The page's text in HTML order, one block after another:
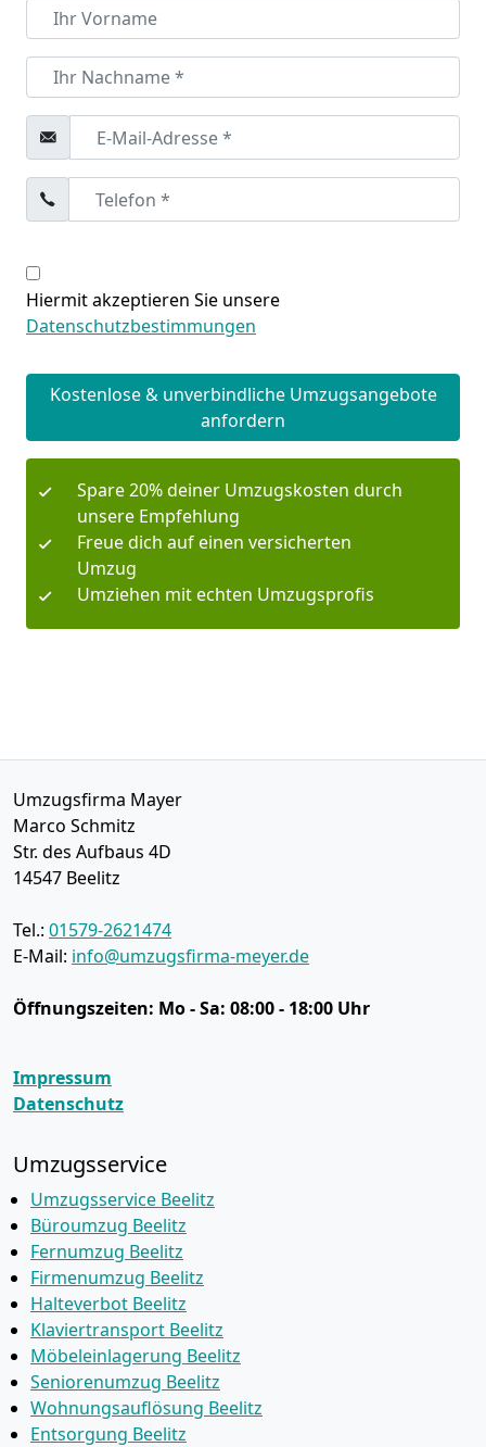
Hiermit akzeptieren Sie unsere
Datenschutzbestimmungen
Kostenlose & unverbindliche Umzugsangebote
anfordern
Spare 20% deiner Umzugskosten durch
unsere Empfehlung
Freue dich auf einen versicherten
Umzug
Umziehen mit echten Umzugsprofis
Umzugsfirma Mayer
Marco Schmitz
Str. des Aufbaus 4D
14547 Beelitz
Tel.: 01579-2621474
E-Mail: info@umzugsfirma-meyer.de
Öffnungszeiten: Mo - Sa: 08:00 - 18:00 Uhr
Impressum
Datenschutz
Umzugsservice
Umzugsservice Beelitz
Büroumzug Beelitz
Fernumzug Beelitz
Firmenumzug Beelitz
Halteverbot Beelitz
Klaviertransport Beelitz
Möbeleinlagerung Beelitz
Seniorenumzug Beelitz
Wohnungsauflösung Beelitz
Entsorgung Beelitz